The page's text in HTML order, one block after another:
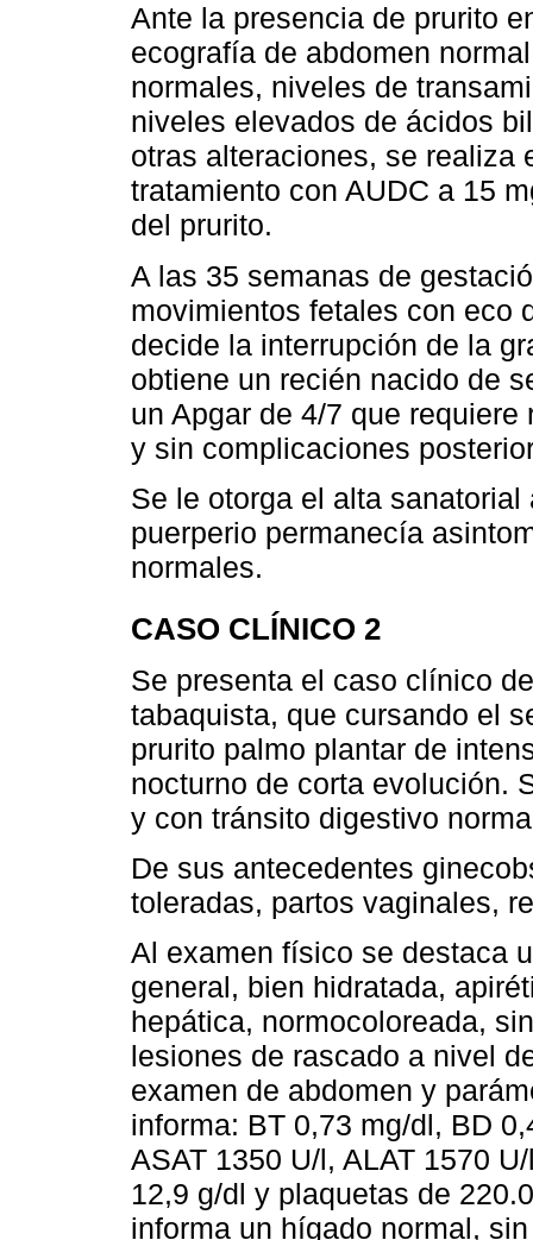
Ante la presencia de prurito
ecografía de abdomen
normales, niveles de
niveles elevados de ácidos
otras alteraciones, se realiza
tratamiento con AUDC a 15
del prurito.
A las 35 semanas de
movimientos fetales con eco
decide la interrupción de la
obtiene un recién nacido de
un Apgar de 4/7 que
y sin complicaciones
Se le otorga el alta
puerperio permanecía
normales.
CASO CLÍNICO 2
Se presenta el caso clínico
tabaquista, que cursando el
prurito palmo plantar de
nocturno de corta evolución.
y con tránsito digestivo
De sus antecedentes
toleradas, partos vaginales,
Al examen físico se destaca
general, bien hidratada,
hepática, normocoloreada,
lesiones de rascado a nivel
examen de abdomen y
informa: BT 0,73 mg/dl, BD
ASAT 1350 U/l, ALAT 1570
12,9 g/dl y plaquetas de
informa un hígado normal,